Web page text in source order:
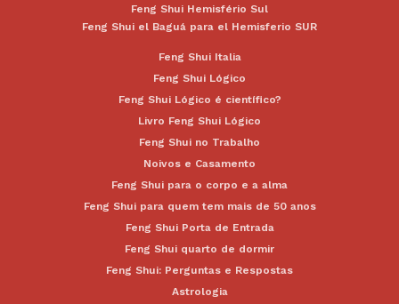
Feng Shui Hemisfério Sul
Feng Shui el Baguá para el Hemisferio SUR
Feng Shui Italia
Feng Shui Lógico
Feng Shui Lógico é científico?
Livro Feng Shui Lógico
Feng Shui no Trabalho
Noivos e Casamento
Feng Shui para o corpo e a alma
Feng Shui para quem tem mais de 50 anos
Feng Shui Porta de Entrada
Feng Shui quarto de dormir
Feng Shui: Perguntas e Respostas
Astrologia